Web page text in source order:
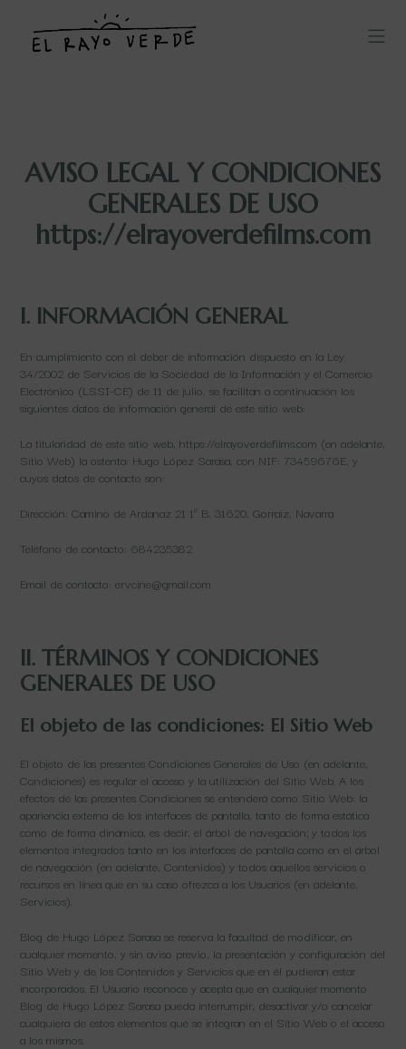
AVISO LEGAL Y CONDICIONES
GENERALES DE USO
https://elrayoverdefilms.com
I. INFORMACIÓN GENERAL
En cumplimiento con el deber de información dispuesto en la Ley
34/2002 de Servicios de la Sociedad de la Información y el Comercio
Electrónico (LSSI-CE) de 11 de julio, se facilitan a continuación los
siguientes datos de información general de este sitio web:
La titularidad de este sitio web, https://elrayoverdefilms.com (en adelante,
Sitio Web) la ostenta: Hugo López Sarasa, con NIF: 73459676E, y
cuyos datos de contacto son:
Dirección: Camino de Ardanaz 21 1º B, 31620, Gorraiz, Navarra
Teléfono de contacto: 684235382
Email de contacto: ervcine@gmail.com
II. TÉRMINOS Y CONDICIONES
GENERALES DE USO
El objeto de las condiciones: El Sitio Web
El objeto de las presentes Condiciones Generales de Uso (en adelante,
Condiciones) es regular el acceso y la utilización del Sitio Web. A los
efectos de las presentes Condiciones se entenderá como Sitio Web: la
apariencia externa de los interfaces de pantalla, tanto de forma estática
como de forma dinámica, es decir, el árbol de navegación; y todos los
elementos integrados tanto en los interfaces de pantalla como en el árbol
de navegación (en adelante, Contenidos) y todos aquellos servicios o
recursos en línea que en su caso ofrezca a los Usuarios (en adelante,
Servicios).
Blog de Hugo López Sarasa se reserva la facultad de modificar, en
cualquier momento, y sin aviso previo, la presentación y configuración del
Sitio Web y de los Contenidos y Servicios que en él pudieran estar
incorporados. El Usuario reconoce y acepta que en cualquier momento
Blog de Hugo López Sarasa pueda interrumpir, desactivar y/o cancelar
cualquiera de estos elementos que se integran en el Sitio Web o el acceso
a los mismos.